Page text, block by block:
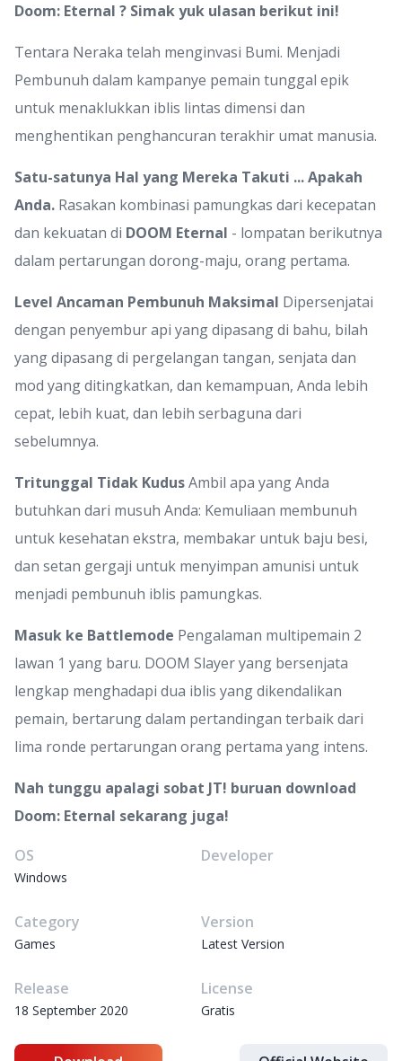
Doom: Eternal ? Simak yuk ulasan berikut ini!
Tentara Neraka telah menginvasi Bumi. Menjadi
Pembunuh dalam kampanye pemain tunggal epik
untuk menaklukkan iblis lintas dimensi dan
menghentikan penghancuran terakhir umat manusia.
Satu-satunya Hal yang Mereka Takuti ... Apakah
Anda. Rasakan kombinasi pamungkas dari kecepatan
dan kekuatan di DOOM Eternal - lompatan berikutnya
dalam pertarungan dorong-maju, orang pertama.
Level Ancaman Pembunuh Maksimal Dipersenjatai
dengan penyembur api yang dipasang di bahu, bilah
yang dipasang di pergelangan tangan, senjata dan
mod yang ditingkatkan, dan kemampuan, Anda lebih
cepat, lebih kuat, dan lebih serbaguna dari
sebelumnya.
Tritunggal Tidak KudusAmbil apa yang Anda
butuhkan dari musuh Anda: Kemuliaan membunuh
untuk kesehatan ekstra, membakar untuk baju besi,
dan setan gergaji untuk menyimpan amunisi untuk
menjadi pembunuh iblis pamungkas.
Masuk ke Battlemode Pengalaman multipemain 2
lawan 1 yang baru. DOOM Slayer yang bersenjata
lengkap menghadapi dua iblis yang dikendalikan
pemain, bertarung dalam pertandingan terbaik dari
lima ronde pertarungan orang pertama yang intens.
Nah tunggu apalagi sobat JT! buruan download
Doom: Eternal sekarang juga!
OS
Windows
Developer
Category
Games
Version
Latest Version
Release
18 September 2020
License
Gratis